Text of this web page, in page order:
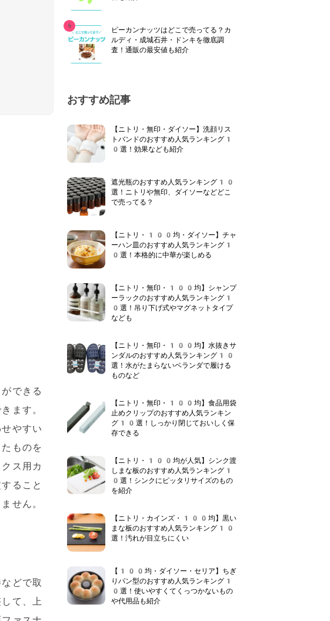
できる
ます。
やすい
ものを
ス用カ
ること
せん。
どで取
て、上
ピーカンナッツはどこで売ってる？カ
ルディ・成城石井・ドンキを徹底調
査！通販の最安値も紹介
おすすめ記事
【ニトリ・無印・ダイソー】洗顔リス
トバンドのおすすめ人気ランキング1
0選！効果なども紹介
遮光瓶のおすすめ人気ランキング10
選！ニトリや無印、ダイソーなどどこ
で売ってる？
【ニトリ・100均・ダイソー】チャ
ーハン皿のおすすめ人気ランキング1
0選！本格的に中華が楽しめる
【ニトリ・無印・100均】シャンプ
ーラックのおすすめ人気ランキング1
0選！吊り下げ式やマグネットタイプ
なども
【ニトリ・無印・100均】水抜きサ
ンダルのおすすめ人気ランキング10
選！水がたまらないベランダで履ける
ものなど
【ニトリ・無印・100均】食品用袋
止めクリップのおすすめ人気ランキン
グ10選！しっかり閉じておいしく保
存できる
【ニトリ・100均が人気】シンク渡
しまな板のおすすめ人気ランキング1
0選！シンクにピッタリサイズのもの
を紹介
【ニトリ・カインズ・100均】黒い
まな板のおすすめ人気ランキング10
選！汚れが目立ちにくい
【100均・ダイソー・セリア】ちぎ
りパン型のおすすめ人気ランキング1
0選！使いやすくてくっつかないもの
や代用品も紹介